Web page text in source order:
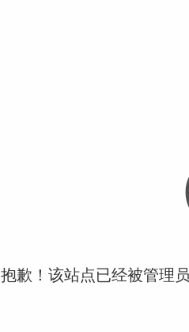
抱歉！该站点已经被管理